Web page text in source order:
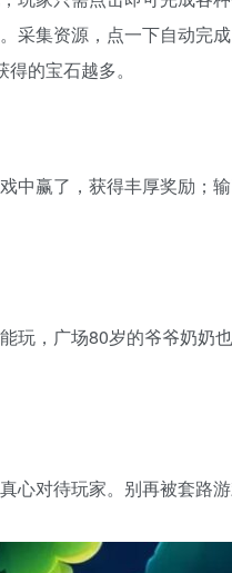
采集资源，点一下自动完
的宝石越多。
中赢了，获得丰厚奖励；
玩，广场80岁的爷爷奶奶
心对待玩家。别再被套路